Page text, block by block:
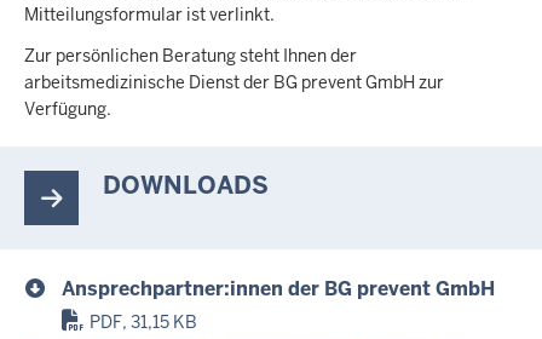
Mitteilungsformular ist verlinkt.
Zur persönlichen Beratung steht Ihnen der
arbeitsmedizinische Dienst der BG prevent GmbH zur
Verfügung.
DOWNLOADS
Ansprechpartner:innen der BG prevent GmbH
PDF, 31,15 KB